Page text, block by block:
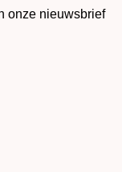
onze nieuwsbrief